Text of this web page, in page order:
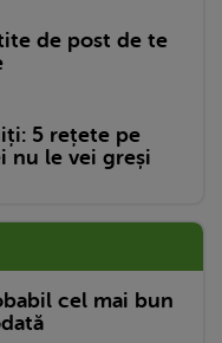
de post de te
5 rețete pe
nu le vei greși
cel mai bun